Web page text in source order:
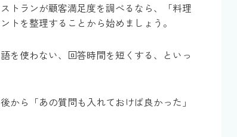
トランが顧客満足度を調べるなら、「料理
トを整理することから始めましょう。
を使わない、回答時間を短くする、といっ
ら「あの質問も入れておけば良かった」